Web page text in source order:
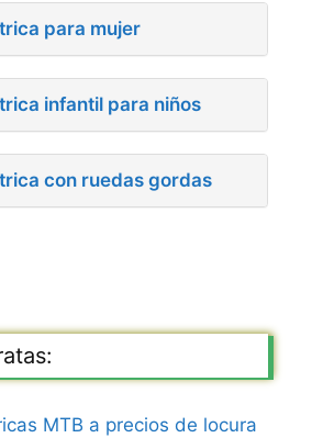
para mujer
infantil para niños
con ruedas gordas
MTB a precios de locura